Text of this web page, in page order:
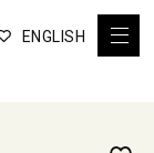
ENGLISH